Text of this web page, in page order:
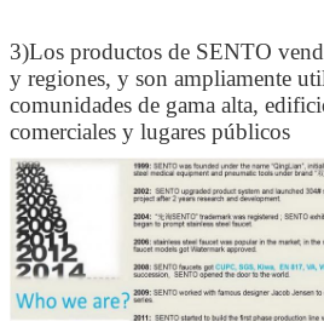
3)Los productos de SENTO
y regiones, y son ampliamente
comunidades de gama alta,
comerciales y lugares públicos